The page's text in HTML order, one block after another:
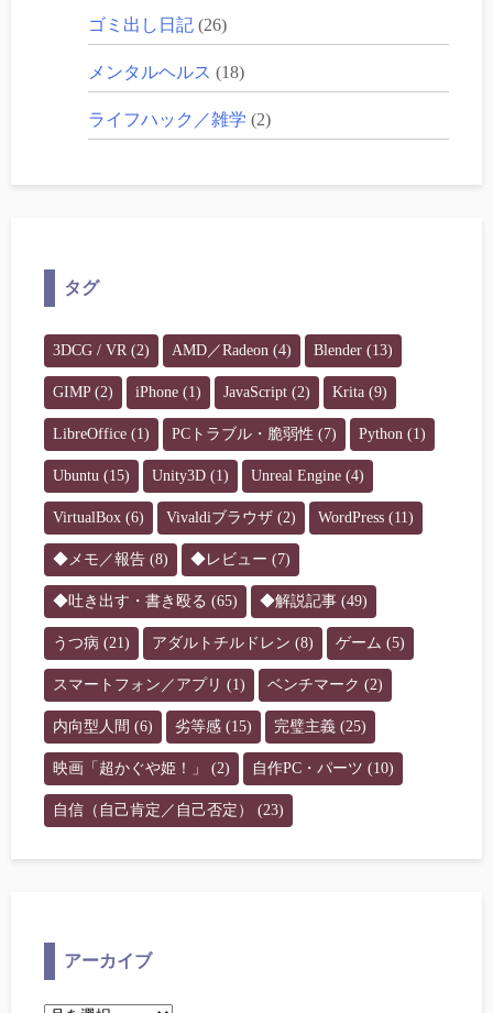
ゴミ出し日記 (26)
メンタルヘルス (18)
ライフハック／雑学 (2)
タグ
3DCG / VR(2) AMD／Radeon (4) Blender (13)
GIMP(2) iPhone (1) JavaScript (2) Krita (9)
LibreOffice (1) PCトラブル・脆弱性 (7) Python (1)
Ubuntu (15) Unity3D (1) Unreal Engine (4)
VirtualBox (6) Vivaldiブラウザ (2) WordPress (11)
◆メモ／報告 (8) ◆レビュー (7)
◆吐き出す・書き殴る (65) ◆解説記事 (49)
うつ病 (21) アダルトチルドレン (8) ゲーム (5)
スマートフォン／アプリ (1) ベンチマーク (2)
内向型人間 (6) 劣等感 (15) 完璧主義 (25)
映画「超かぐや姫！」 (2) 自作PC・パーツ (10)
自信（自己肯定／自己否定） (23)
アーカイブ